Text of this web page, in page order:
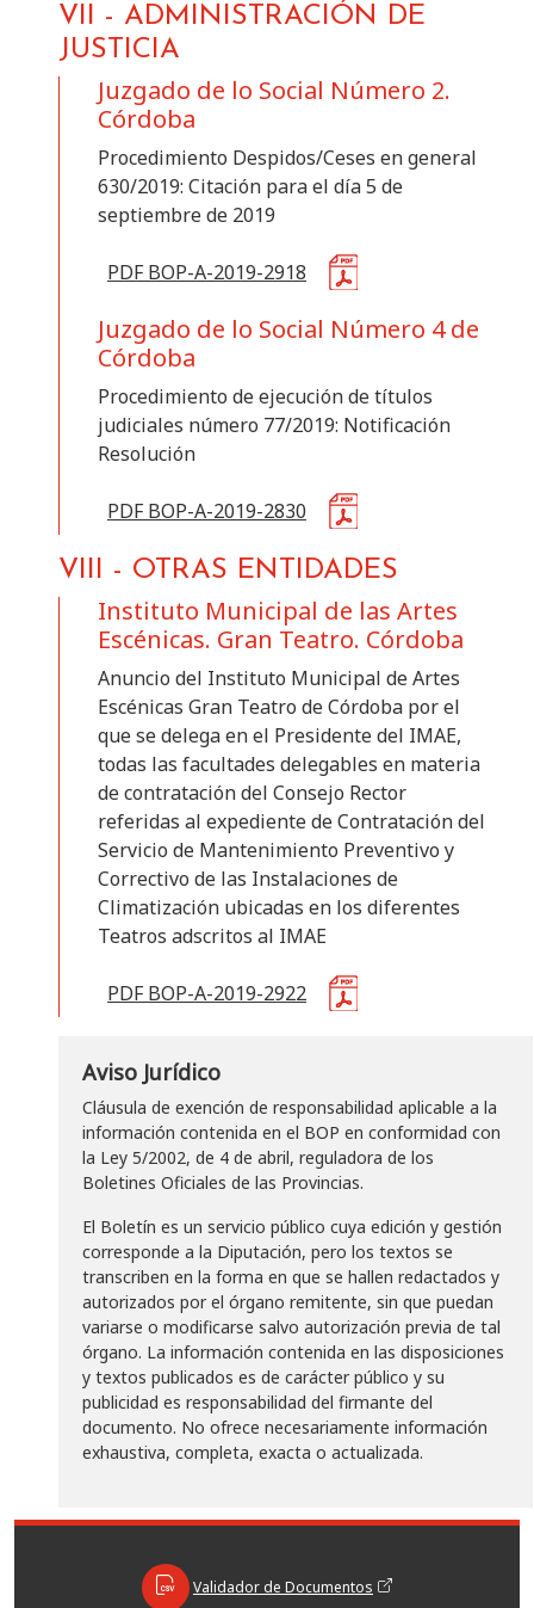
VII - ADMINISTRACIÓN DE
JUSTICIA
Juzgado de lo Social Número 2.
Córdoba
Procedimiento Despidos/Ceses en general
630/2019: Citación para el día 5 de
septiembre de 2019
PDF BOP-A-2019-2918
Juzgado de lo Social Número 4 de
Córdoba
Procedimiento de ejecución de títulos
judiciales número 77/2019: Notificación
Resolución
PDF BOP-A-2019-2830
VIII - OTRAS ENTIDADES
Instituto Municipal de las Artes
Escénicas. Gran Teatro. Córdoba
Anuncio del Instituto Municipal de Artes
Escénicas Gran Teatro de Córdoba por el
que se delega en el Presidente del IMAE,
todas las facultades delegables en materia
de contratación del Consejo Rector
referidas al expediente de Contratación del
Servicio de Mantenimiento Preventivo y
Correctivo de las Instalaciones de
Climatización ubicadas en los diferentes
Teatros adscritos al IMAE
PDF BOP-A-2019-2922
Aviso Jurídico
Cláusula de exención de responsabilidad aplicable a la
información contenida en el BOP en conformidad con
la Ley 5/2002, de 4 de abril, reguladora de los
Boletines Oficiales de las Provincias.
El Boletín es un servicio público cuya edición y gestión
corresponde a la Diputación, pero los textos se
transcriben en la forma en que se hallen redactados y
autorizados por el órgano remitente, sin que puedan
variarse o modificarse salvo autorización previa de tal
órgano. La información contenida en las disposiciones
y textos publicados es de carácter público y su
publicidad es responsabilidad del firmante del
documento. No ofrece necesariamente información
exhaustiva, completa, exacta o actualizada.
Validador de Documentos